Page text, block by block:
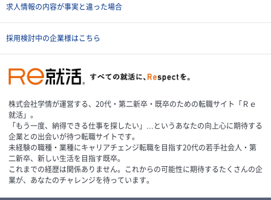
求人情報の内容が事実と違った場合
採用検討中の企業様はこちら
株式会社学情が運営する、20代・第二新卒・既卒のための転職サイト「Ｒｅ
就活」。
「もう一度、納得できる仕事を探したい」…というあなたの向上心に期待する
企業との出会いが待つ転職サイトです。
未経験の職種・業種にキャリアチェンジ転職を目指す20代の若手社会人・第
二新卒、新しい生活を目指す既卒。
これまでの経歴は関係ありません。これからの可能性に期待するたくさんの企
業が、あなたのチャレンジを待っています。